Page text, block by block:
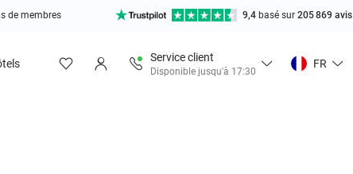
de membres 9,4 basé sur 205 869 avis
Service client
Disponible jusqu'à 17:30
FR